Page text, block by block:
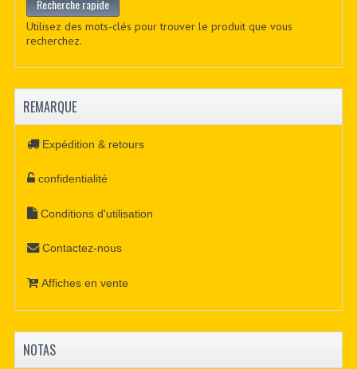
Utilisez des mots-clés pour trouver le produit que vous
recherchez.
REMARQUE
Expédition & retours
confidentialité
Conditions d'utilisation
Contactez-nous
Affiches en vente
NOTAS